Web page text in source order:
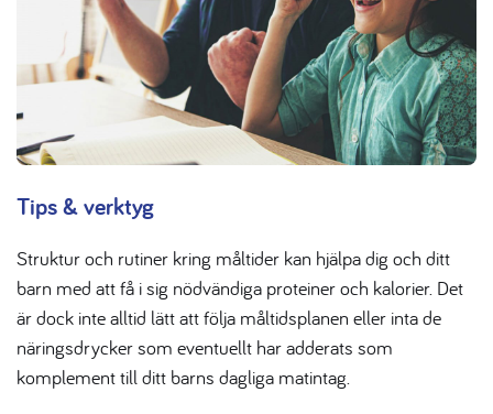
Tips & verktyg
Struktur och rutiner kring måltider kan hjälpa dig och ditt
barn med att få i sig nödvändiga proteiner och kalorier. Det
är dock inte alltid lätt att följa måltidsplanen eller inta de
näringsdrycker som eventuellt har adderats som
komplement till ditt barns dagliga matintag.